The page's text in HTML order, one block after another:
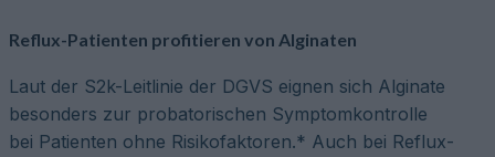
Reflux-Patienten profitieren von Alginaten
Laut der S2k-Leitlinie der DGVS eignen sich Alginate
besonders zur probatorischen Symptomkontrolle
bei Patienten ohne Risikofaktoren.* Auch bei Reflux-